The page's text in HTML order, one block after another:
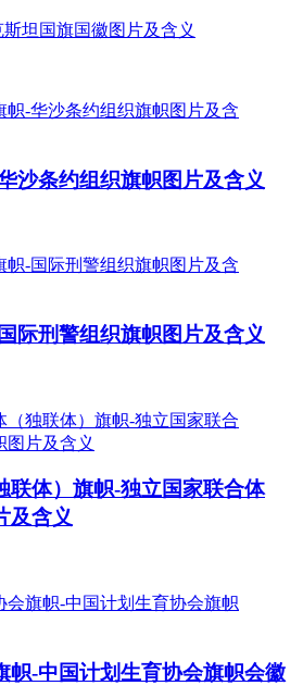
坦国旗国徽图片及含义
沙条约组织旗帜图片及含义
际刑警组织旗帜图片及含义
联体）旗帜-独立国家联合体
及含义
帜-中国计划生育协会旗帜会徽